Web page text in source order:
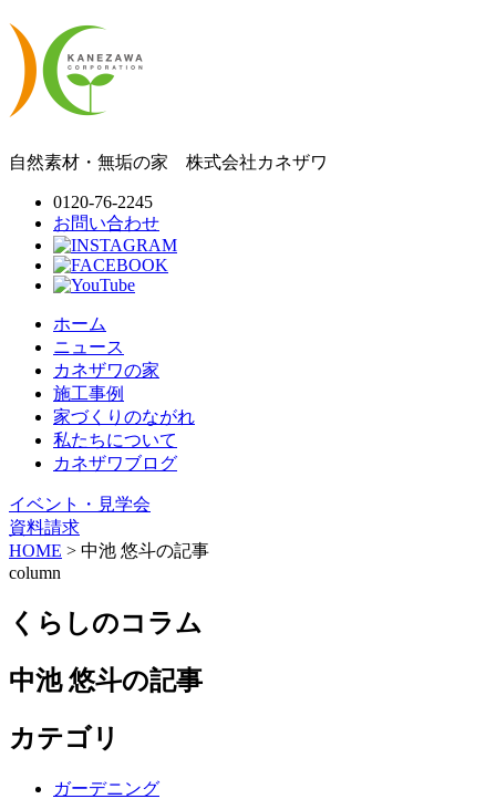
自然素材・無垢の家 株式会社カネザワ
0120-76-2245
お問い合わせ
ホーム
ニュース
カネザワの家
施工事例
家づくりのながれ
私たちについて
カネザワブログ
イベント・見学会
資料請求
HOME > 中池 悠斗の記事
column
くらしのコラム
中池 悠斗の記事
カテゴリ
ガーデニング